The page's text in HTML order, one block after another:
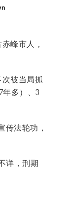
峰市人，
被当局抓
多）、3
传法轮功，
详，刑期